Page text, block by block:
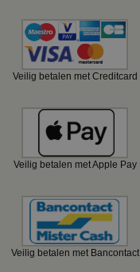
Veilig betalen met Creditcard
Veilig betalen met Apple Pay
Veilig betalen met Bancontact